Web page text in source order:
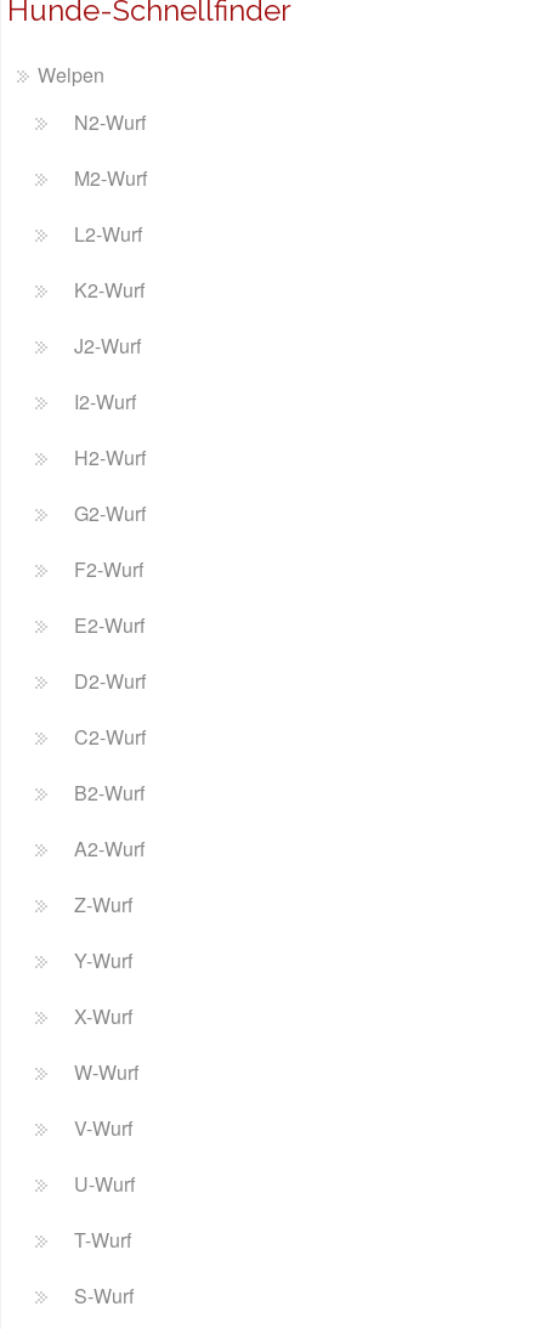
Hunde-Schnellfinder
Welpen
N2-Wurf
M2-Wurf
L2-Wurf
K2-Wurf
J2-Wurf
I2-Wurf
H2-Wurf
G2-Wurf
F2-Wurf
E2-Wurf
D2-Wurf
C2-Wurf
B2-Wurf
A2-Wurf
Z-Wurf
Y-Wurf
X-Wurf
W-Wurf
V-Wurf
U-Wurf
T-Wurf
S-Wurf